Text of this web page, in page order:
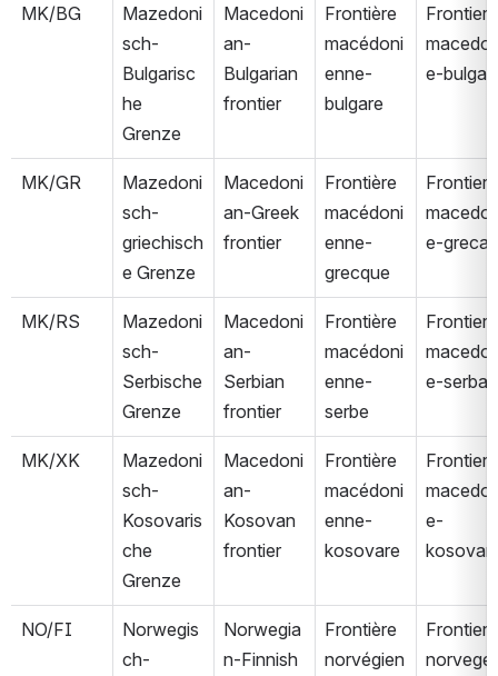
MK/BG
Mazedoni
sch-
Bulgarisc
he
Grenze
Macedoni
an-
Bulgarian
frontier
Frontière
macédoni
enne-
bulgare
Frontiera
e-
MK/GR
Mazedoni
sch-
griechisch
e Grenze
Macedoni
an-Greek
frontier
Frontière
macédoni
enne-
grecque
Frontiera
e-greca
MK/RS
Mazedoni
sch-
Serbische
Grenze
Macedoni
an-
Serbian
frontier
Frontière
macédoni
enne-
serbe
Frontiera
e-serba
MK/XK
Mazedoni
sch-
Kosovaris
che
Grenze
Macedoni
an-
Kosovan
frontier
Frontière
macédoni
enne-
kosovare
Frontiera
e-
NO/FI
Norwegis
ch-
Norwegia
n-Finnish
Frontière
norvégien
Frontiera